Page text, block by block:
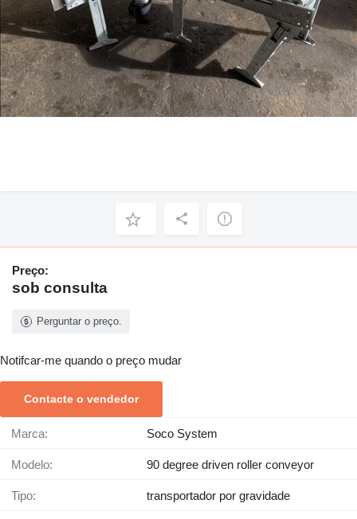
Preço:
sob consulta
Perguntar o preço.
Notifcar-me quando o preço mudar
Contacte o vendedor
Marca: Soco System
Modelo: 90 degree driven roller conveyor
Tipo: transportador por gravidade